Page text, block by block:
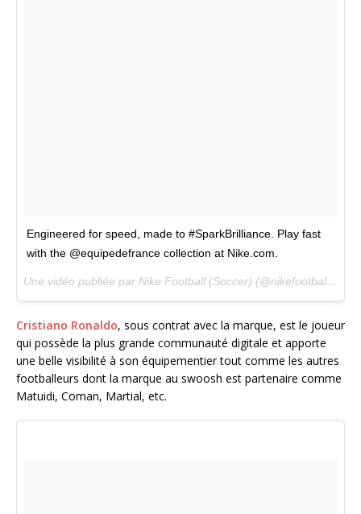
Engineered for speed, made to #SparkBrilliance. Play fast
with the @equipedefrance collection at Nike.com.
Une vidéo publiée par Nike Football (Soccer) (@nikefootball) le
Cristiano Ronaldo, sous contrat avec la marque, est le joueur
qui possède la plus grande communauté digitale et apporte
une belle visibilité à son équipementier tout comme les autres
footballeurs dont la marque au swoosh est partenaire comme
Matuidi, Coman, Martial, etc.